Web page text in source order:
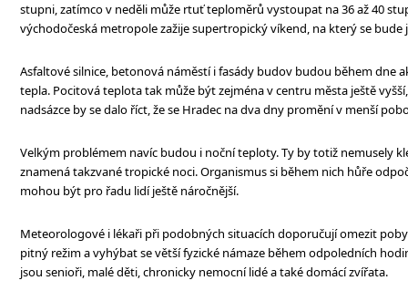
stupni, zatímco v neděli může rtuť teploměrů vystoupat na 36 až 40
východočeská metropole zažije supertropický víkend, na který se
Asfaltové silnice, betonová náměstí i fasády budov budou během dne
tepla. Pocitová teplota tak může být zejména v centru města ještě
nadsázce by se dalo říct, že se Hradec na dva dny promění v menší
Velkým problémem navíc budou i noční teploty. Ty by totiž nemusely
znamená takzvané tropické noci. Organismus si během nich hůře
mohou být pro řadu lidí ještě náročnější.
Meteorologové i lékaři při podobných situacích doporučují omezit
pitný režim a vyhýbat se větší fyzické námaze během odpoledních
jsou senioři, malé děti, chronicky nemocní lidé a také domácí zvířata.